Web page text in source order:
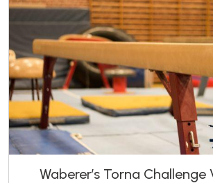
Waberer’s Torna Challenge